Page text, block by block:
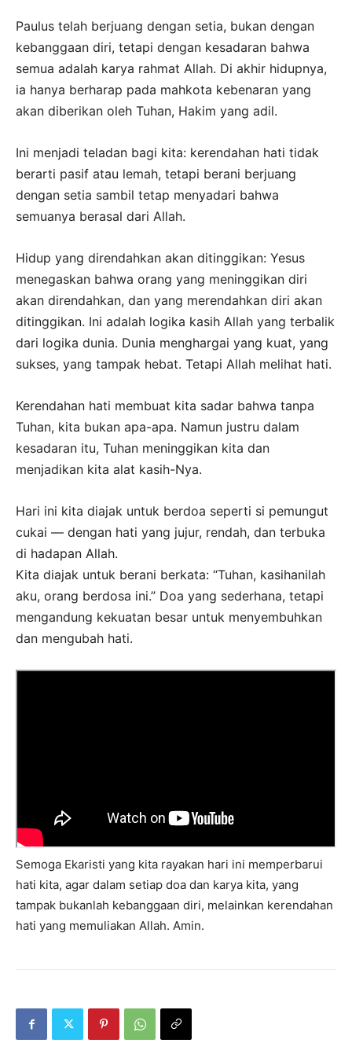
Paulus telah berjuang dengan setia, bukan dengan
kebanggaan diri, tetapi dengan kesadaran bahwa
semua adalah karya rahmat Allah. Di akhir hidupnya,
ia hanya berharap pada mahkota kebenaran yang
akan diberikan oleh Tuhan, Hakim yang adil.
Ini menjadi teladan bagi kita: kerendahan hati tidak
berarti pasif atau lemah, tetapi berani berjuang
dengan setia sambil tetap menyadari bahwa
semuanya berasal dari Allah.
Hidup yang direndahkan akan ditinggikan: Yesus
menegaskan bahwa orang yang meninggikan diri
akan direndahkan, dan yang merendahkan diri akan
ditinggikan. Ini adalah logika kasih Allah yang terbalik
dari logika dunia. Dunia menghargai yang kuat, yang
sukses, yang tampak hebat. Tetapi Allah melihat hati.
Kerendahan hati membuat kita sadar bahwa tanpa
Tuhan, kita bukan apa-apa. Namun justru dalam
kesadaran itu, Tuhan meninggikan kita dan
menjadikan kita alat kasih-Nya.
Hari ini kita diajak untuk berdoa seperti si pemungut
cukai — dengan hati yang jujur, rendah, dan terbuka
di hadapan Allah.
Kita diajak untuk berani berkata: “Tuhan, kasihanilah
aku, orang berdosa ini.” Doa yang sederhana, tetapi
mengandung kekuatan besar untuk menyembuhkan
dan mengubah hati.
Semoga Ekaristi yang kita rayakan hari ini memperbarui
hati kita, agar dalam setiap doa dan karya kita, yang
tampak bukanlah kebanggaan diri, melainkan kerendahan
hati yang memuliakan Allah. Amin.